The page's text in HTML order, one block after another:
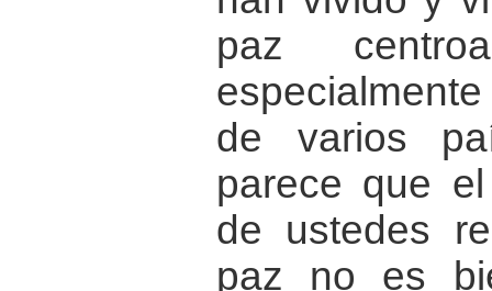
paz
de varios
parece que
de ustedes
paz no es